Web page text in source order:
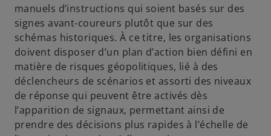
manuels d’instructions qui soient basés sur des
signes avant-coureurs plutôt que sur des
schémas historiques. À ce titre, les organisations
doivent disposer d’un plan d’action bien défini en
matière de risques géopolitiques, lié à des
déclencheurs de scénarios et assorti des niveaux
de réponse qui peuvent être activés dès
l’apparition de signaux, permettant ainsi de
prendre des décisions plus rapides à l’échelle de
s
’
o
u
v